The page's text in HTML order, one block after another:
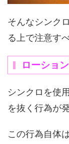
そんなシンク
る上で注意す
ローショ
シンクロを使
を抜く行為が
この行為自体